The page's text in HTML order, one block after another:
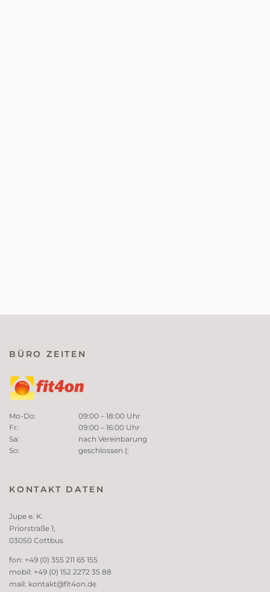
BÜRO ZEITEN
Mo-Do:
09:00 – 18:00 Uhr
Fr:
09:00 – 16:00 Uhr
Sa:
nach Vereinbarung
So:
geschlossen (:
KONTAKT DATEN
Jupe e. K.
Priorstraße 1,
03050 Cottbus
fon: +49 (0) 355 211 65 155
mobil: +49 (0) 152 2272 35 88
mail: kontakt@fit4on.de